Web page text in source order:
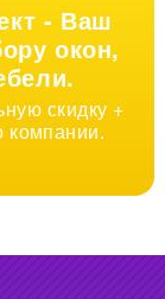
- Ваш
окон,
скидку +